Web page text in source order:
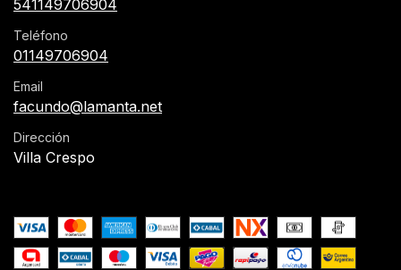
541149706904
Teléfono
01149706904
Email
facundo@lamanta.net
Dirección
Villa Crespo